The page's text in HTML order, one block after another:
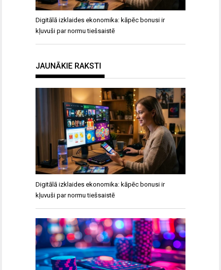
Digitālā izklaides ekonomika: kāpēc bonusi ir
kļuvuši par normu tiešsaistē
JAUNĀKIE RAKSTI
Digitālā izklaides ekonomika: kāpēc bonusi ir
kļuvuši par normu tiešsaistē